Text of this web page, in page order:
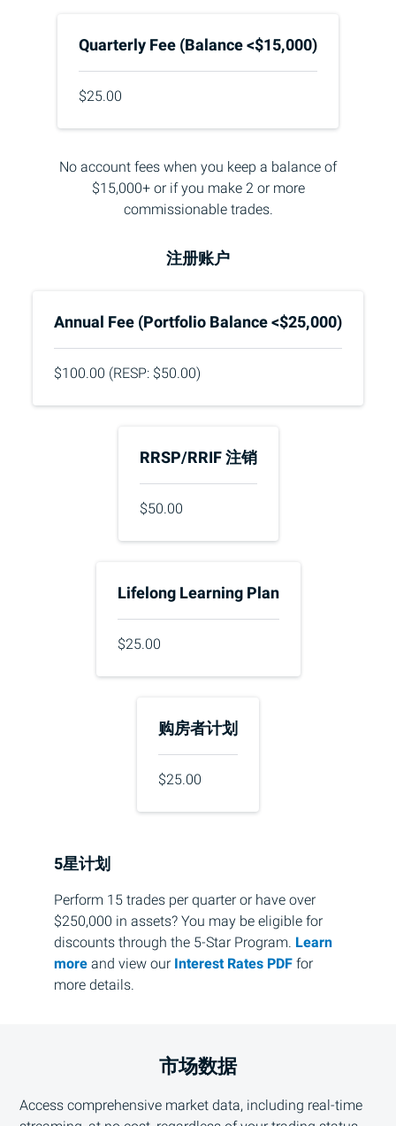
Quarterly Fee (Balance <$15,000)
$25.00
No account fees when you keep a balance of
$15,000+ or if you make 2 or more
commissionable trades.
注册账户
Annual Fee (Portfolio Balance <$25,000)
$100.00 (RESP: $50.00)
RRSP/RRIF注销
$50.00
Lifelong Learning Plan
$25.00
购房者计划
$25.00
5星计划
Perform 15 trades per quarter or have over
$250,000 in assets? You may be eligible for
discounts through the 5-Star Program. Learn
moreand view our Interest Rates PDFfor
more details.
市场数据
Access comprehensive market data, including real-time